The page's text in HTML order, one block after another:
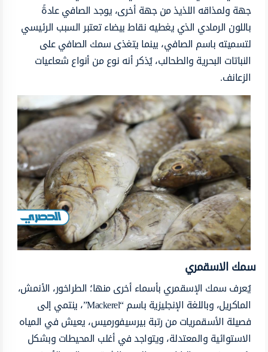
جهة ولمذاقه اللذيذ من جهة أخرى، يوجد الصافي عادةً
باللون الرمادي الذي يغطيه نقاط بيضاء تعتبر السبب الرئيسي
لتسميته باسم الصافي، بينما يتغذى سمك الصافي على
النباتات البحرية والطحالب، يُذكر أنه نوع من أنواع شعاعيات
الزعانف.
سمك الاسقمري
يُعرف سمك الإسقمري بأسماء أخرى منها؛ الطراخور، الأنمش،
الماكريل، وباللغة الإنجليزية باسم “Mackerel”، ينتمي إلى
فصيلة الأسقمريات من رتبة بيرسيفورميس، يعيش في المياه
الاستوائية والمعتدلة، ويتواجد في أغلب المحيطات وبشكل